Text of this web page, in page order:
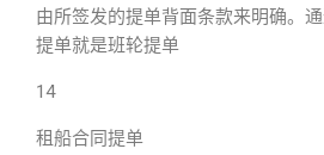
由所签发的提单背面条款来明确。
提单就是班轮提单
14
租船合同提单